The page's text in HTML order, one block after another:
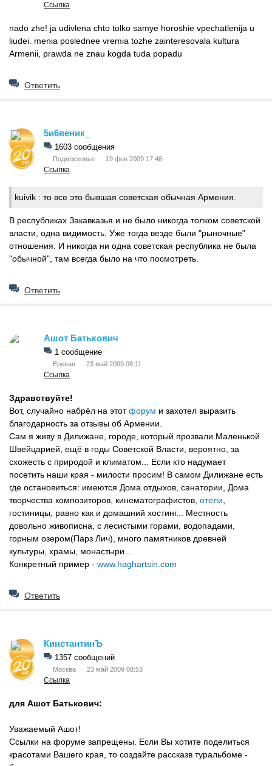
Ссылка
nado zhe! ja udivlena chto tolko samye horoshie vpechatlenija u
liudei. menia poslednee vremia tozhe zainteresovala kultura
Armenii, prawda ne znau kogda tuda popadu
Ответить
5и6веник_
1603 сообщения
Подмосковье 19 фев 2009 17:46
Ссылка
kuivik : то все это бывшая советская обычная Армения.
В республиках Закавказья и не было никогда толком советской
власти, одна видимость. Уже тогда везде были "рыночные"
отношения. И никогда ни одна советская республика не была
"обычной", там всегда было на что посмотреть.
Ответить
Ашот Батькович
1 сообщение
Ереван 23 май 2009 08:11
Ссылка
Здравствуйте!
Вот, случайно набрёл на этотфорум и захотел выразить
благодарность за отзывы об Армении.
Сам я живу в Дилижане, городе, который прозвали Маленькой
Швейцарией, ещё в годы Советской Власти, вероятно, за
схожесть с природой и климатом... Если кто надумает
посетить наши края - милости просим! В самом Дилижане есть
где остановиться: имеются Дома отдыхов, санатории, Дома
творчества композиторов, кинематографистов, отели
гостиницы, равно как и домашний хостинг... Местность
довольно живописна, с лесистыми горами, водопадами,
горным озером(Парз Лич), много памятников древней
культуры, храмы, монастыри...
Конкретный пример - www.haghartsin.com
Ответить
КинстантинЪ
1357 сообщений
Москва 23 май 2009 08:53
Ссылка
для Ашот Батькович:
Уважаемый Ашот!
Ссылки на форуме запрещены. Если Вы хотите поделиться
красотами Вашего края, то создайте рассказв туральбоме -